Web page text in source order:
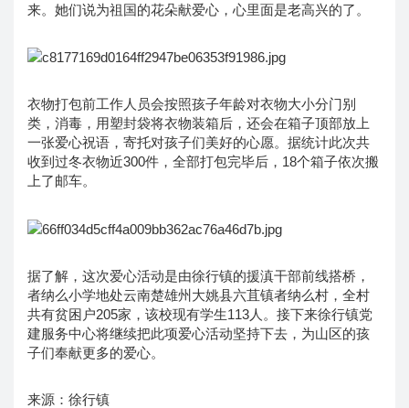
来。她们说为祖国的花朵献爱心，心里面是老高兴的了。
衣物打包前工作人员会按照孩子年龄对衣物大小分门别
类，消毒，用塑封袋将衣物装箱后，还会在箱子顶部放上
一张爱心祝语，寄托对孩子们美好的心愿。据统计此次共
收到过冬衣物近300件，全部打包完毕后，18个箱子依次搬
上了邮车。
据了解，这次爱心活动是由徐行镇的援滇干部前线搭桥，
者纳么小学地处云南楚雄州大姚县六苴镇者纳么村，全村
共有贫困户205家，该校现有学生113人。接下来徐行镇党
建服务中心将继续把此项爱心活动坚持下去，为山区的孩
子们奉献更多的爱心。
来源：徐行镇